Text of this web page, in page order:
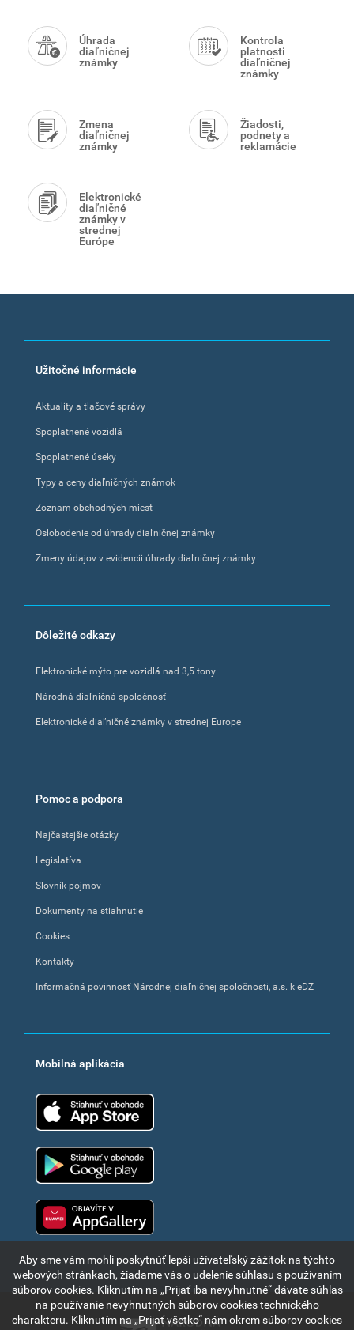
Menu
Úhrada
diaľničnej
známky
Kontrola
platnosti
diaľničnej
známky
Zmena
diaľničnej
známky
Žiadosti,
podnety a
reklamácie
Elektronické
diaľničné
známky v
strednej
Európe
Footer
Užitočné informácie
Aktuality a tlačové správy
Spoplatnené vozidlá
Spoplatnené úseky
Typy a ceny diaľničných známok
Zoznam obchodných miest
Oslobodenie od úhrady diaľničnej známky
Zmeny údajov v evidencii úhrady diaľničnej známky
Dôležité odkazy
Elektronické mýto pre vozidlá nad 3,5 tony
Národná diaľničná spoločnosť
Elektronické diaľničné známky v strednej Europe
Pomoc a podpora
Najčastejšie otázky
Legislatíva
Slovník pojmov
Dokumenty na stiahnutie
Cookies
Kontakty
Informačná povinnosť Národnej diaľničnej spoločnosti, a.s. k eDZ
Mobilná aplikácia
Aby sme vám mohli poskytnúť lepší užívateľský zážitok na týchto
webových stránkach, žiadame vás o udelenie súhlasu s používaním
súborov cookies. Kliknutím na „Prijať iba nevyhnutné“ dávate súhlas
na používanie nevyhnutných súborov cookies technického
charakteru. Kliknutím na „Prijať všetko“ nám okrem súborov cookies